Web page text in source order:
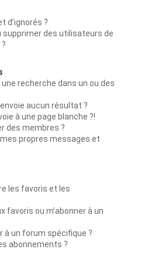
d’ignorés ?
des utilisateurs de
recherche dans un ou des
aucun résultat ?
à une page blanche ?!
des membres ?
propres messages et
les favoris et les
favoris ou m’abonner à un
à un forum spécifique ?
abonnements ?